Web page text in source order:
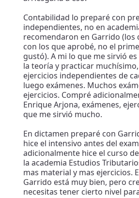
Contabilidad lo preparé con
independientes, no en
recomendaron en Garrido (los
con los que aprobé, no el
gustó). A mi lo que me sirvió
la teoría y practicar
ejercicios independientes de
luego exámenes. Muchos
ejercicios. Compré
Enrique Arjona, exámenes,
que me sirvió mucho.
En dictamen preparé con
hice el intensivo antes del
adicionalmente hice el curso
la academia Estudios
mas material y mas ejercicios.
Garrido está muy bien, pero
necesitas tener cierto nivel